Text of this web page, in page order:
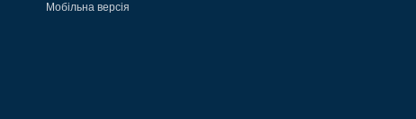
Мобільна версія